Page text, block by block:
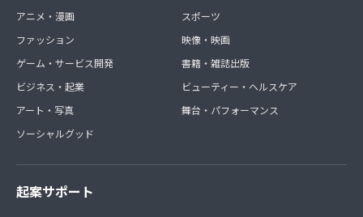
アニメ・漫画
ファッション
ゲーム・サービス開発
ビジネス・起業
アート・写真
ソーシャルグッド
スポーツ
映像・映画
書籍・雑誌出版
ビューティー・ヘルスケア
舞台・パフォーマンス
起案サポート